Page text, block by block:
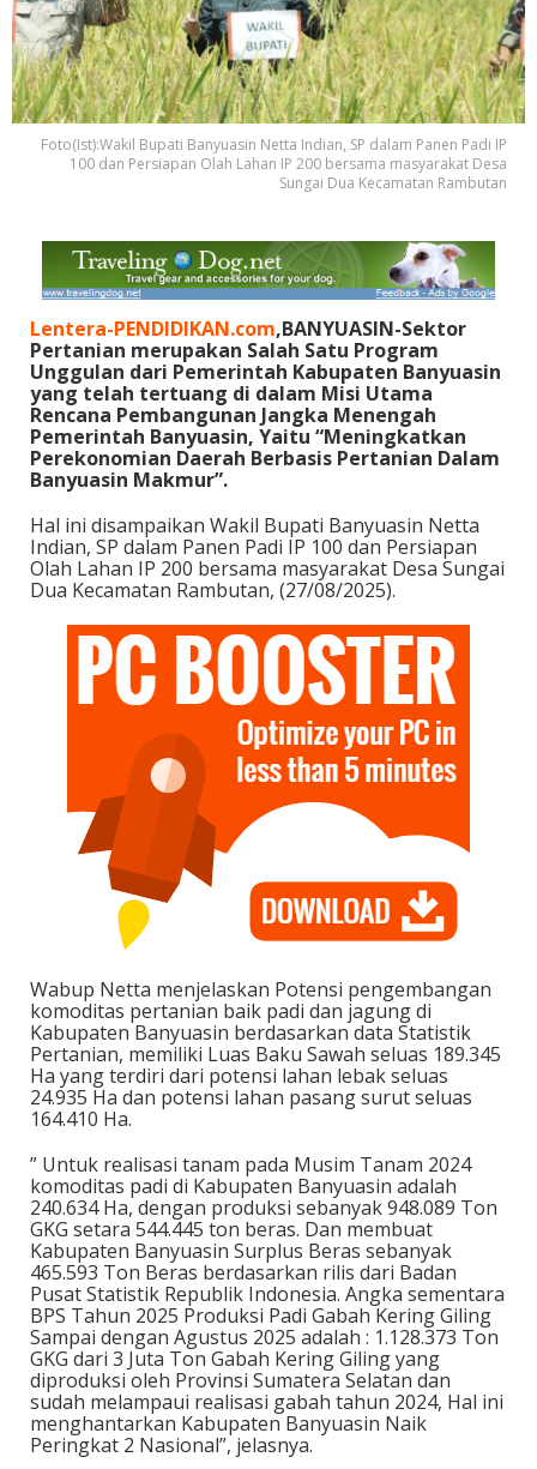
Foto(Ist):Wakil Bupati Banyuasin Netta Indian, SP dalam Panen Padi IP
100 dan Persiapan Olah Lahan IP 200 bersama masyarakat Desa
Sungai Dua Kecamatan Rambutan
Lentera-PENDIDIKAN.com,BANYUASIN-Sektor
Pertanian merupakan Salah Satu Program
Unggulan dari Pemerintah Kabupaten Banyuasin
yang telah tertuang di dalam Misi Utama
Rencana Pembangunan Jangka Menengah
Pemerintah Banyuasin, Yaitu “Meningkatkan
Perekonomian Daerah Berbasis Pertanian Dalam
Banyuasin Makmur”.
Hal ini disampaikan Wakil Bupati Banyuasin Netta
Indian, SP dalam Panen Padi IP 100 dan Persiapan
Olah Lahan IP 200 bersama masyarakat Desa Sungai
Dua Kecamatan Rambutan, (27/08/2025).
Wabup Netta menjelaskan Potensi pengembangan
komoditas pertanian baik padi dan jagung di
Kabupaten Banyuasin berdasarkan data Statistik
Pertanian, memiliki Luas Baku Sawah seluas 189.345
Ha yang terdiri dari potensi lahan lebak seluas
24.935 Ha dan potensi lahan pasang surut seluas
164.410 Ha.
” Untuk realisasi tanam pada Musim Tanam 2024
komoditas padi di Kabupaten Banyuasin adalah
240.634 Ha, dengan produksi sebanyak 948.089 Ton
GKG setara 544.445 ton beras. Dan membuat
Kabupaten Banyuasin Surplus Beras sebanyak
465.593 Ton Beras berdasarkan rilis dari Badan
Pusat Statistik Republik Indonesia. Angka sementara
BPS Tahun 2025 Produksi Padi Gabah Kering Giling
Sampai dengan Agustus 2025 adalah : 1.128.373 Ton
GKG dari 3 Juta Ton Gabah Kering Giling yang
diproduksi oleh Provinsi Sumatera Selatan dan
sudah melampaui realisasi gabah tahun 2024, Hal ini
menghantarkan Kabupaten Banyuasin Naik
Peringkat 2 Nasional”, jelasnya.